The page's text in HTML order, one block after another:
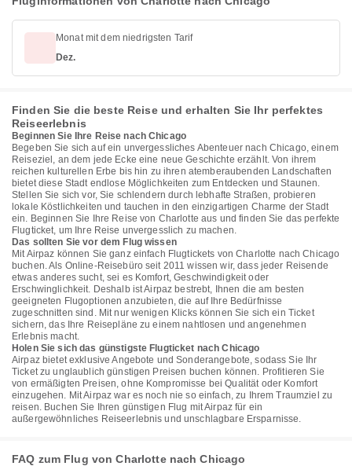
Monat mit dem niedrigsten Tarif
Dez.
Finden Sie die beste Reise und erhalten Sie Ihr perfektes
Reiseerlebnis
Beginnen Sie Ihre Reise nach Chicago
Begeben Sie sich auf ein unvergessliches Abenteuer nach Chicago, einem
Reiseziel, an dem jede Ecke eine neue Geschichte erzählt. Von ihrem
reichen kulturellen Erbe bis hin zu ihren atemberaubenden Landschaften
bietet diese Stadt endlose Möglichkeiten zum Entdecken und Staunen.
Stellen Sie sich vor, Sie schlendern durch lebhafte Straßen, probieren
lokale Köstlichkeiten und tauchen in den einzigartigen Charme der Stadt
ein. Beginnen Sie Ihre Reise von Charlotte aus und finden Sie das perfekte
Flugticket, um Ihre Reise unvergesslich zu machen.
Das sollten Sie vor dem Flug wissen
Mit Airpaz können Sie ganz einfach Flugtickets von Charlotte nach Chicago
buchen. Als Online-Reisebüro seit 2011 wissen wir, dass jeder Reisende
etwas anderes sucht, sei es Komfort, Geschwindigkeit oder
Erschwinglichkeit. Deshalb ist Airpaz bestrebt, Ihnen die am besten
geeigneten Flugoptionen anzubieten, die auf Ihre Bedürfnisse
zugeschnitten sind. Mit nur wenigen Klicks können Sie sich ein Ticket
sichern, das Ihre Reisepläne zu einem nahtlosen und angenehmen
Erlebnis macht.
Holen Sie sich das günstigste Flugticket nach Chicago
Airpaz bietet exklusive Angebote und Sonderangebote, sodass Sie Ihr
Ticket zu unglaublich günstigen Preisen buchen können. Profitieren Sie
von ermäßigten Preisen, ohne Kompromisse bei Qualität oder Komfort
einzugehen. Mit Airpaz war es noch nie so einfach, zu Ihrem Traumziel zu
reisen. Buchen Sie Ihren günstigen Flug mit Airpaz für ein
außergewöhnliches Reiseerlebnis und unschlagbare Ersparnisse.
FAQ zum Flug von Charlotte nach Chicago